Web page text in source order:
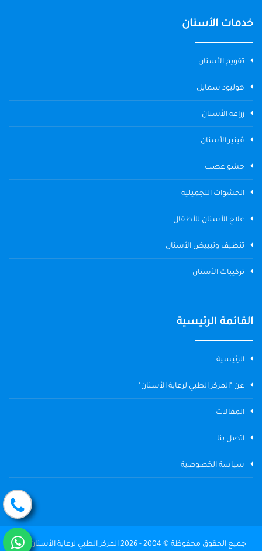
خدمات الأسنان
تقويم الأسنان
هوليود سمايل
زراعة الأسنان
ڤينير الأسنان
حشو عصب
الحشوات التجميلية
علاج الأسنان للأطفال
تنظيف وتبييض الأسنان
تركيبات الأسنان
القائمة الرئيسية
الرئيسية
عن "المركز الطبي لرعاية الأسنان"
المقالات
اتصل بنا
سياسة الخصوصية
جميع الحقوق محفوظة © 2004 - 2026 المركز الطبي لرعاية الأسنان The